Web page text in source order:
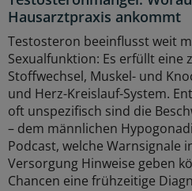
Hausarztpraxis ankommt
Testosteron beeinflusst weit
Sexualfunktion: Es erfüllt eine
Stoffwechsel, Muskel- und
und Herz-Kreislauf-System.
oft unspezifisch sind die
– dem männlichen
Podcast, welche Warnsignale
Versorgung Hinweise geben
Chancen eine frühzeitige